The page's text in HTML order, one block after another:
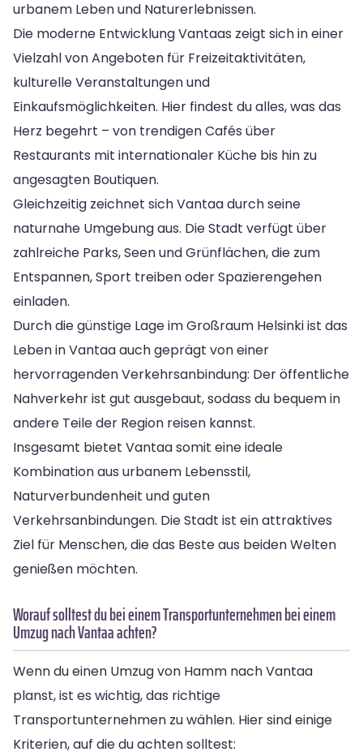
urbanem Leben und Naturerlebnissen.
Die moderne Entwicklung Vantaas zeigt sich in einer
Vielzahl von Angeboten für Freizeitaktivitäten,
kulturelle Veranstaltungen und
Einkaufsmöglichkeiten. Hier findest du alles, was das
Herz begehrt – von trendigen Cafés über
Restaurants mit internationaler Küche bis hin zu
angesagten Boutiquen.
Gleichzeitig zeichnet sich Vantaa durch seine
naturnahe Umgebung aus. Die Stadt verfügt über
zahlreiche Parks, Seen und Grünflächen, die zum
Entspannen, Sport treiben oder Spazierengehen
einladen.
Durch die günstige Lage im Großraum Helsinki ist das
Leben in Vantaa auch geprägt von einer
hervorragenden Verkehrsanbindung: Der öffentliche
Nahverkehr ist gut ausgebaut, sodass du bequem in
andere Teile der Region reisen kannst.
Insgesamt bietet Vantaa somit eine ideale
Kombination aus urbanem Lebensstil,
Naturverbundenheit und guten
Verkehrsanbindungen. Die Stadt ist ein attraktives
Ziel für Menschen, die das Beste aus beiden Welten
genießen möchten.
Worauf solltest du bei einem Transportunternehmen bei einem
Umzug nach Vantaa achten?
Wenn du einen Umzug von Hamm nach Vantaa
planst, ist es wichtig, das richtige
Transportunternehmen zu wählen. Hier sind einige
Kriterien, auf die du achten solltest: